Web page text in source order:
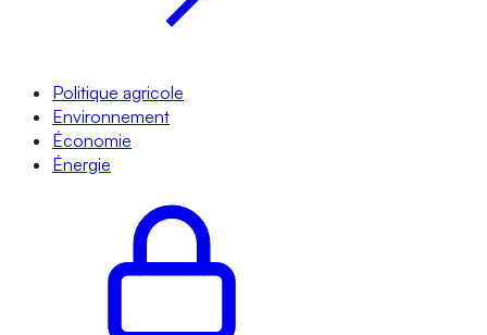
Politique agricole
Environnement
Économie
Énergie